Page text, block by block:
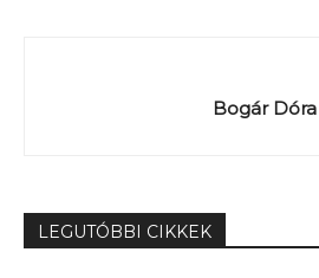
Bogár Dóra
LEGUTÓBBI CIKKEK